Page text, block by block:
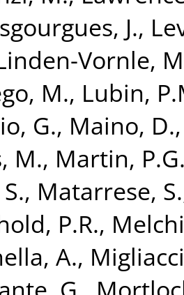
J.,
Vornle,
M., Lubin,
G., Maino, D.
M., Martin,
, Matarrese, S.
P.R.,
A.,